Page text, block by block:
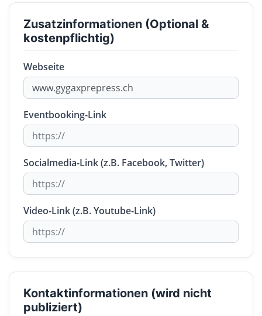
Zusatzinformationen (Optional &
kostenpflichtig)
Webseite
Eventbooking-Link
Socialmedia-Link (z.B. Facebook, Twitter)
Video-Link (z.B. Youtube-Link)
Kontaktinformationen (wird nicht
publiziert)